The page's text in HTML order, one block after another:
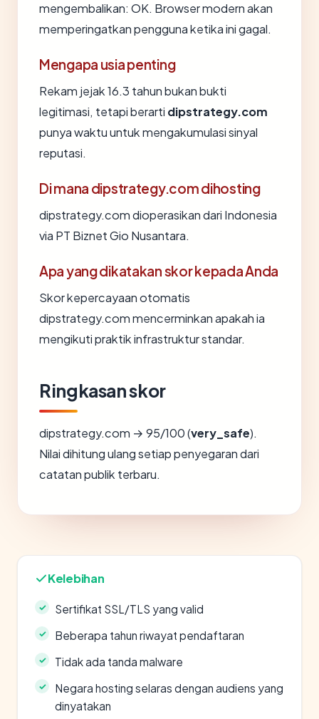
mengembalikan: OK. Browser modern akan
memperingatkan pengguna ketika ini gagal.
Mengapa usia penting
Rekam jejak 16.3 tahun bukan bukti
legitimasi, tetapi berarti dipstrategy.com
punya waktu untuk mengakumulasi sinyal
reputasi.
Di mana dipstrategy.com dihosting
dipstrategy.com dioperasikan dari Indonesia
via PT Biznet Gio Nusantara.
Apa yang dikatakan skor kepada Anda
Skor kepercayaan otomatis
dipstrategy.com mencerminkan apakah ia
mengikuti praktik infrastruktur standar.
Ringkasan skor
dipstrategy.com → 95/100 (very_safe).
Nilai dihitung ulang setiap penyegaran dari
catatan publik terbaru.
Kelebihan
Sertifikat SSL/TLS yang valid
Beberapa tahun riwayat pendaftaran
Tidak ada tanda malware
Negara hosting selaras dengan audiens yang
dinyatakan